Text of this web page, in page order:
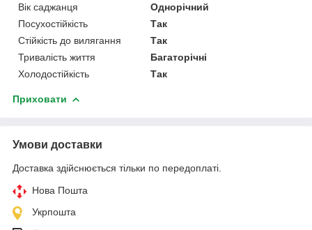
Вік саджанця
Однорічний
Посухостійкість
Так
Стійкість до вилягання
Так
Тривалість життя
Багаторічні
Холодостійкість
Так
Приховати
Умови доставки
Доставка здійснюється тільки по передоплаті.
Нова Пошта
Укрпошта